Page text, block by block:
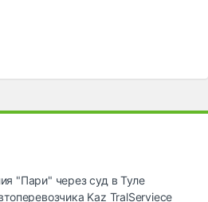
"Пари" через суд в Туле
Kaz TralServiece